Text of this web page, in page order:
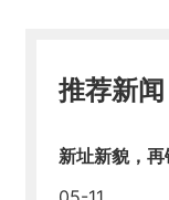
推荐新闻
新址新貌，